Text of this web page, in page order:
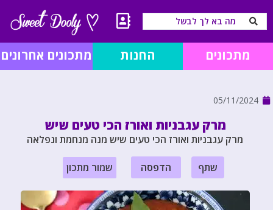
מתכונים החנות מתכונים אחרונים
05/11/2024
מרק עגבניות ואורז הכי טעים שיש
מרק עגבניות ואורז הכי טעים שיש מנה מנחמת ונפלאה
שתף הדפסה שמור מתכון